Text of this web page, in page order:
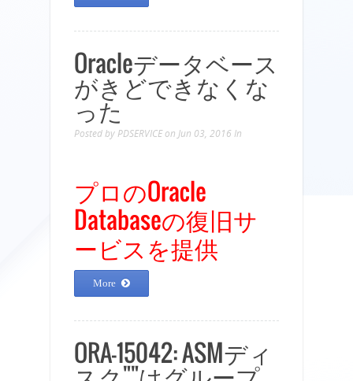
Oracleデータベース
がきどできなくな
った
Posted by PDSERVICE on Jun 03, 2016 In
プロのOracle
Databaseの復旧サ
ービスを提供
More
ORA-15042: ASMディ